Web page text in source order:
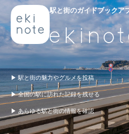
駅と街のガイドブックア
▶ 駅と街の魅力やグルメを投稿
▶ 全国の駅に訪れた記録を残せる
▶ あらゆる駅と街の情報を確認